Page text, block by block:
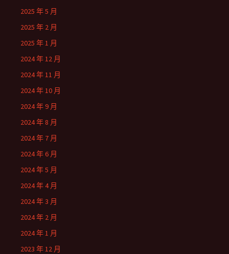
2025 年 5 月
2025 年 2 月
2025 年 1 月
2024 年 12 月
2024 年 11 月
2024 年 10 月
2024 年 9 月
2024 年 8 月
2024 年 7 月
2024 年 6 月
2024 年 5 月
2024 年 4 月
2024 年 3 月
2024 年 2 月
2024 年 1 月
2023 年 12 月